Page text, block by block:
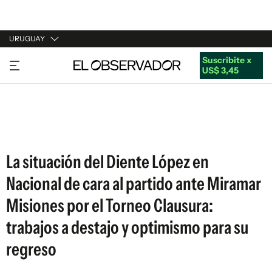
URUGUAY
URUGUAY
ARGENTINA
Suscribite x
US$ 3,45
La situación del Diente López en
Nacional de cara al partido ante Miramar
Misiones por el Torneo Clausura:
trabajos a destajo y optimismo para su
regreso